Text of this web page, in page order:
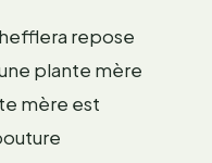
repose
plante mère
mère est